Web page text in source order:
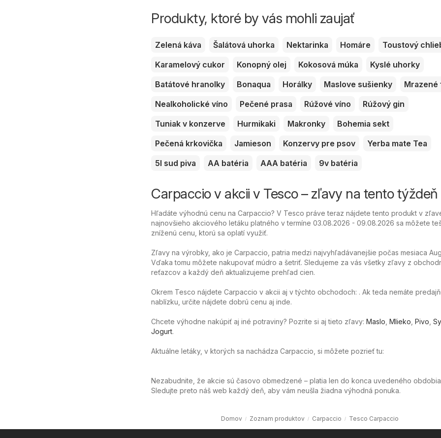
Produkty, ktoré by vás mohli zaujať
Zelená káva Šalátová uhorka Nektarinka Homáre
Toustový
Karamelový cukor
Konopný olej Kokosová múka
Kyslé uhorky
Batátové hranolky
Bonaqua Horálky Maslove sušienky
Mrazené
Nealkoholické víno
Pečené prasa Rúžové víno
Rúžový gin
Tuniak v konzerve
Hurmikaki Makronky
Bohemia sekt
Pečená krkovička
Jamieson Konzervy pre psov
Yerba mate Tea
5l sud piva
AA batéria AAA batéria 9v batéria
Carpaccio v akcii v Tesco – zľavy na tento týždeň
Hľadáte výhodnú cenu na Carpaccio? V Tesco práve teraz nájdete tento produkt v
najnovšieho akciového letáku platného v termíne 03.08.2026 - 09.08.2026 sa môžete
zníženú cenu, ktorú sa oplatí využiť.
Zľavy na výrobky, ako je Carpaccio, patria medzi najvyhľadávanejšie počas mesiaca
Vďaka tomu môžete nakupovať múdro a šetriť. Sledujeme za vás všetky zľavy z
reťazcov a každý deň aktualizujeme prehľad cien.
Okrem Tesco nájdete Carpaccio v akcii aj v týchto obchodoch: . Ak teda nemáte
nablízku, určite nájdete dobrú cenu aj inde.
Chcete výhodne nakúpiť aj iné potraviny? Pozrite si aj tieto zľavy: Maslo Mlieko Pivo
Jogurt.
Aktuálne letáky, v ktorých sa nachádza Carpaccio, si môžete pozrieť tu:
Nezabudnite, že akcie sú časovo obmedzené – platia len do konca uvedeného
Sledujte preto náš web každý deň, aby vám neušla žiadna výhodná ponuka.
Domov Zoznam produktov Carpaccio Tesco Carpaccio